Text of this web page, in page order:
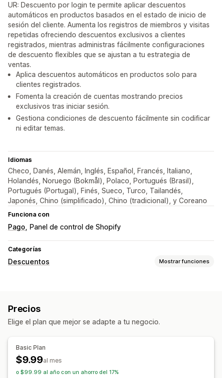
UR: Descuento por login te permite aplicar descuentos
automáticos en productos basados en el estado de inicio de
sesión del cliente. Aumenta los registros de miembros y visitas
repetidas ofreciendo descuentos exclusivos a clientes
registrados, mientras administras fácilmente configuraciones
de descuento flexibles que se ajustan a tu estrategia de
ventas.
Aplica descuentos automáticos en productos solo para
clientes registrados.
Fomenta la creación de cuentas mostrando precios
exclusivos tras iniciar sesión.
Gestiona condiciones de descuento fácilmente sin codificar
ni editar temas.
Idiomas
Checo, Danés, Alemán, Inglés, Español, Francés, Italiano,
Holandés, Noruego (Bokmål), Polaco, Portugués (Brasil),
Portugués (Portugal), Finés, Sueco, Turco, Tailandés,
Japonés, Chino (simplificado), Chino (tradicional), y Coreano
Funciona con
Pago Panel de control de Shopify
Categorías
Descuentos Mostrar funciones
Descuentos porcentuales
Descuentos en el carrito
Gestión de descuentos
Automatizaciones
Precios
Elige el plan que mejor se adapte a tu negocio.
Basic Plan
$9.99al mes
o $99.99 al año con un ahorro del 17%